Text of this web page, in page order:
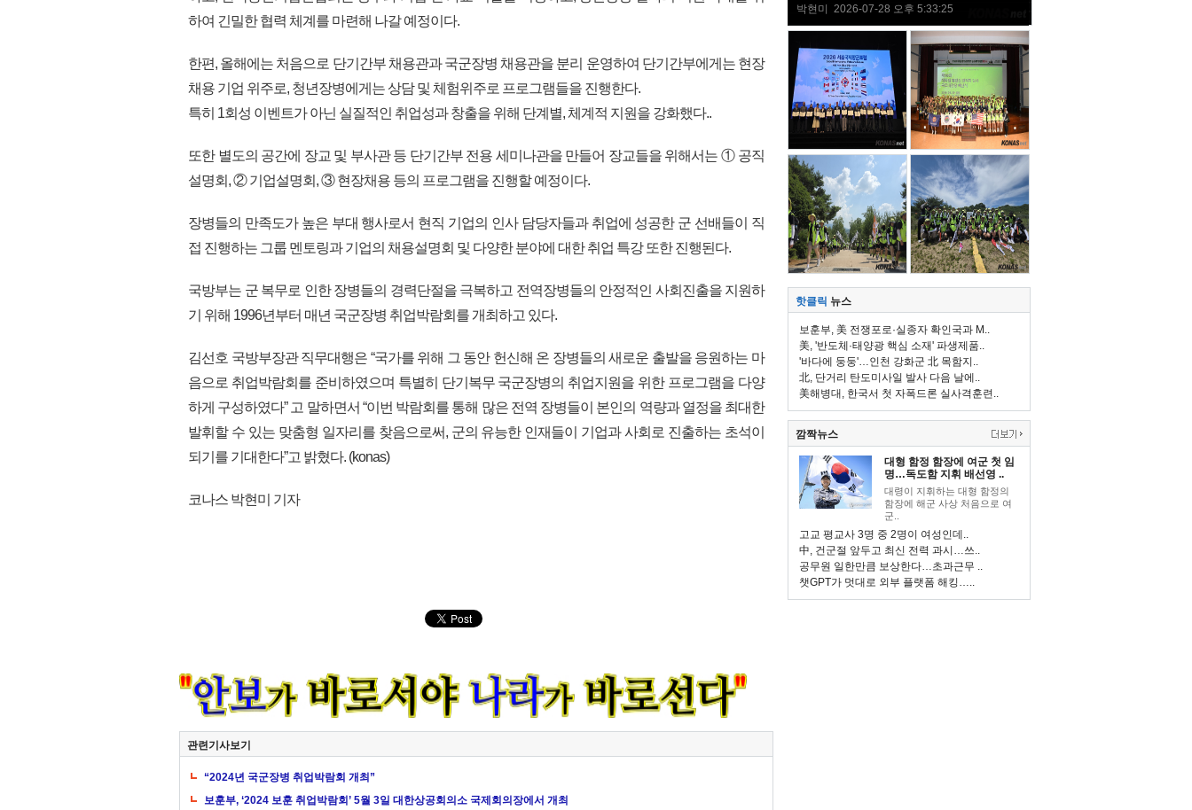
하여 긴밀한 협력 체계를 마련해 나갈 예정이다.
한편, 올해에는 처음으로 단기간부 채용관과 국군장병 채용관을 분리 운영하여 단기간부에게는 현장
채용 기업 위주로, 청년장병에게는 상담 및 체험위주로 프로그램들을 진행한다.
특히 1회성 이벤트가 아닌 실질적인 취업성과 창출을 위해 단계별, 체계적 지원을 강화했다..
또한 별도의 공간에 장교 및 부사관 등 단기간부 전용 세미나관을 만들어 장교들을 위해서는 ① 공직
설명회, ② 기업설명회, ③ 현장채용 등의 프로그램을 진행할 예정이다.
장병들의 만족도가 높은 부대 행사로서 현직 기업의 인사 담당자들과 취업에 성공한 군 선배들이 직
접 진행하는 그룹 멘토링과 기업의 채용설명회 및 다양한 분야에 대한 취업 특강 또한 진행된다.
국방부는 군 복무로 인한 장병들의 경력단절을 극복하고 전역장병들의 안정적인 사회진출을 지원하
기 위해 1996년부터 매년 국군장병 취업박람회를 개최하고 있다.
김선호 국방부장관 직무대행은 “국가를 위해 그 동안 헌신해 온 장병들의 새로운 출발을 응원하는 마
음으로 취업박람회를 준비하였으며 특별히 단기복무 국군장병의 취업지원을 위한 프로그램을 다양
하게 구성하였다” 고 말하면서 “이번 박람회를 통해 많은 전역 장병들이 본인의 역량과 열정을 최대한
발휘할 수 있는 맞춤형 일자리를 찾음으로써, 군의 유능한 인재들이 기업과 사회로 진출하는 초석이
되기를 기대한다”고 밝혔다. (konas)
코나스 박현미 기자
관련기사보기
“2024년 국군장병 취업박람회 개최”
보훈부, ‘2024 보훈 취업박람회’ 5월 3일 대한상공회의소 국제회의장에서 개최
박현미 2026-07-28 오후 5:33:25
핫클릭 뉴스
보훈부, 美 전쟁포로·실종자 확인국과 M..
美, '반도체·태양광 핵심 소재' 파생제품..
'바다에 둥둥'…인천 강화군 北 목함지..
北, 단거리 탄도미사일 발사 다음 날에..
美해병대, 한국서 첫 자폭드론 실사격훈련..
깜짝뉴스
대형 함정 함장에 여군 첫 임
명…독도함 지휘 배선영 ..
대령이 지휘하는 대형 함정의
함장에 해군 사상 처음으로 여
군..
고교 평교사 3명 중 2명이 여성인데..
中, 건군절 앞두고 최신 전력 과시…쓰..
공무원 일한만큼 보상한다…초과근무 ..
챗GPT가 멋대로 외부 플랫폼 해킹…..